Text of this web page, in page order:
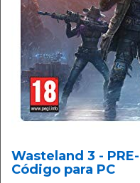
Wasteland 3 -
Código para PC